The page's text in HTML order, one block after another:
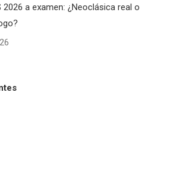
2026 a examen: ¿Neoclásica real o